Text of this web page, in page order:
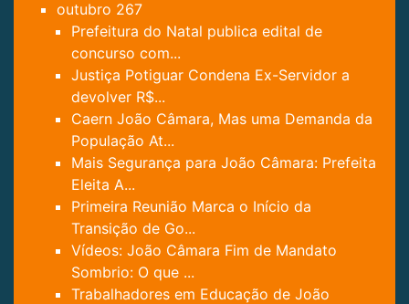
outubro 267
Prefeitura do Natal publica edital de
concurso com...
Justiça Potiguar Condena Ex-Servidor a
devolver R$...
Caern João Câmara, Mas uma Demanda da
População At...
Mais Segurança para João Câmara: Prefeita
Eleita A...
Primeira Reunião Marca o Início da
Transição de Go...
Vídeos: João Câmara Fim de Mandato
Sombrio: O que ...
Trabalhadores em Educação de João